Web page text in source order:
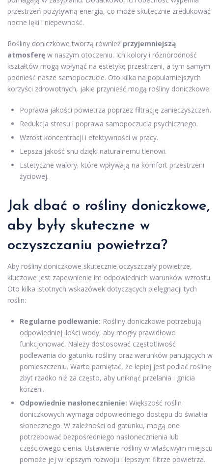
przestrzeń pozytywną energią, co może skutecznie zredukować
nocne lęki i niepewność.
Rośliny doniczkowe tworzą również przyjemniejszą
atmosferę w naszym otoczeniu. Ich kolory i różnorodność
kształtów mogą wpłynąć na estetykę przestrzeni, a tym samym
podnieść nasze samopoczucie. Oto kilka najpopularniejszych
korzyści zdrowotnych, jakie przynieść mogą rośliny doniczkowe:
Poprawa jakości powietrza poprzez filtrację zanieczyszczeń.
Redukcja stresu i poprawa samopoczucia psychicznego.
Wzrost koncentracji i efektywności w pracy.
Lepsza jakość snu dzięki naturalnemu tlenowi.
Estetyczne walory, które wpływają na komfort przestrzeni
życiowej.
Jak dbać o rośliny doniczkowe,
aby były skuteczne w
oczyszczaniu powietrza?
Aby rośliny doniczkowe skutecznie oczyszczały powietrze,
kluczowe jest zapewnienie im odpowiednich warunków wzrostu.
Oto kilka istotnych wskazówek dotyczących pielęgnacji tych
roślin:
Regularne podlewanie: Rośliny doniczkowe potrzebują
odpowiedniej ilości wody, aby mogły prawidłowo
funkcjonować. Należy dostosować częstotliwość
podlewania do gatunku rośliny oraz warunków panujących w
pomieszczeniu. Warto pamiętać, że lepiej jest podlać roślinę
zbyt rzadko niż za często, aby uniknąć przelania i gnicia
korzeni.
Odpowiednie nasłonecznienie: Większość roślin
doniczkowych wymaga odpowiedniego dostępu do światła
słonecznego. W zależności od gatunku, mogą one
potrzebować bezpośredniego nasłonecznienia lub
częściowego cienia. Ustawienie rośliny w właściwym miejscu
pomoże jej w lepszym rozwoju i lepszym filtrze powietrza.